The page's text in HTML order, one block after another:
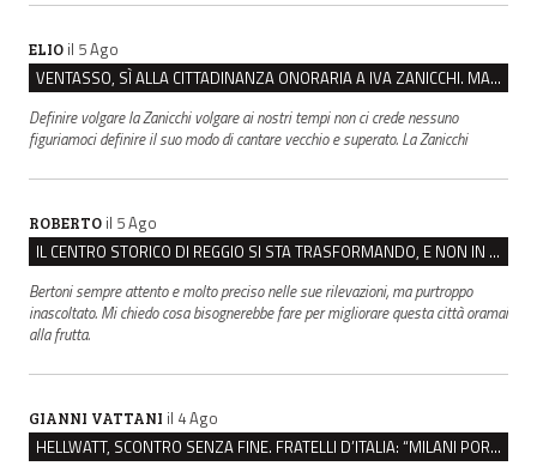
ELIO il 5 Ago
VENTASSO, SÌ ALLA CITTADINANZA ONORARIA A IVA ZANICCHI. MA BARGIACCHI: “È DI PESSIMO GUSTO”
Definire volgare la Zanicchi volgare ai nostri tempi non ci crede nessuno
figuriamoci definire il suo modo di cantare vecchio e superato. La Zanicchi
ROBERTO il 5 Ago
IL CENTRO STORICO DI REGGIO SI STA TRASFORMANDO, E NON IN MEGLIO
Bertoni sempre attento e molto preciso nelle sue rilevazioni, ma purtroppo
inascoltato. Mi chiedo cosa bisognerebbe fare per migliorare questa città oramai
alla frutta.
GIANNI VATTANI il 4 Ago
HELLWATT, SCONTRO SENZA FINE. FRATELLI D’ITALIA: “MILANI PORTA DOCUMENTI, DE FRANCO INSULTI”